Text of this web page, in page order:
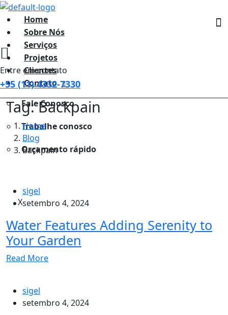
Home
Sobre Nós
Serviços
Projetos
Clientes
Contato
Fale Conosco
Trabalhe conosco
Orçamento rápido
X
Entre em contato
+55 (11) 4332-7330
Tag: Backpain
Home
Blog
Backpain
sigel
setembro 4, 2024
Water Features Adding Serenity to
Your Garden
Read More
sigel
setembro 4, 2024